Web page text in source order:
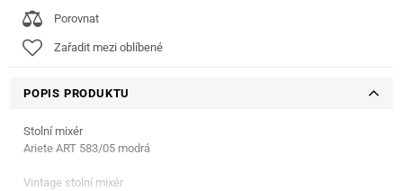
Porovnat
Zařadit mezi oblíbené
POPIS PRODUKTU
Stolní mixér
Ariete ART 583/05 modrá
Vintage stolní mixér